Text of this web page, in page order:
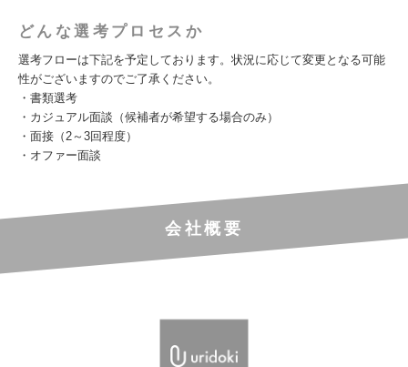
どんな選考プロセスか
選考フローは下記を予定しております。状況に応じて変更となる可能
性がございますのでご了承ください。
・書類選考
・カジュアル面談（候補者が希望する場合のみ）
・面接（2～3回程度）
・オファー面談
会社概要